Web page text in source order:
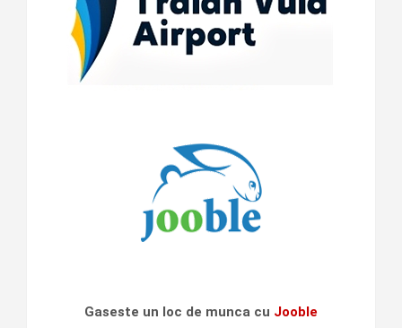
Gaseste un loc de munca cu Jooble